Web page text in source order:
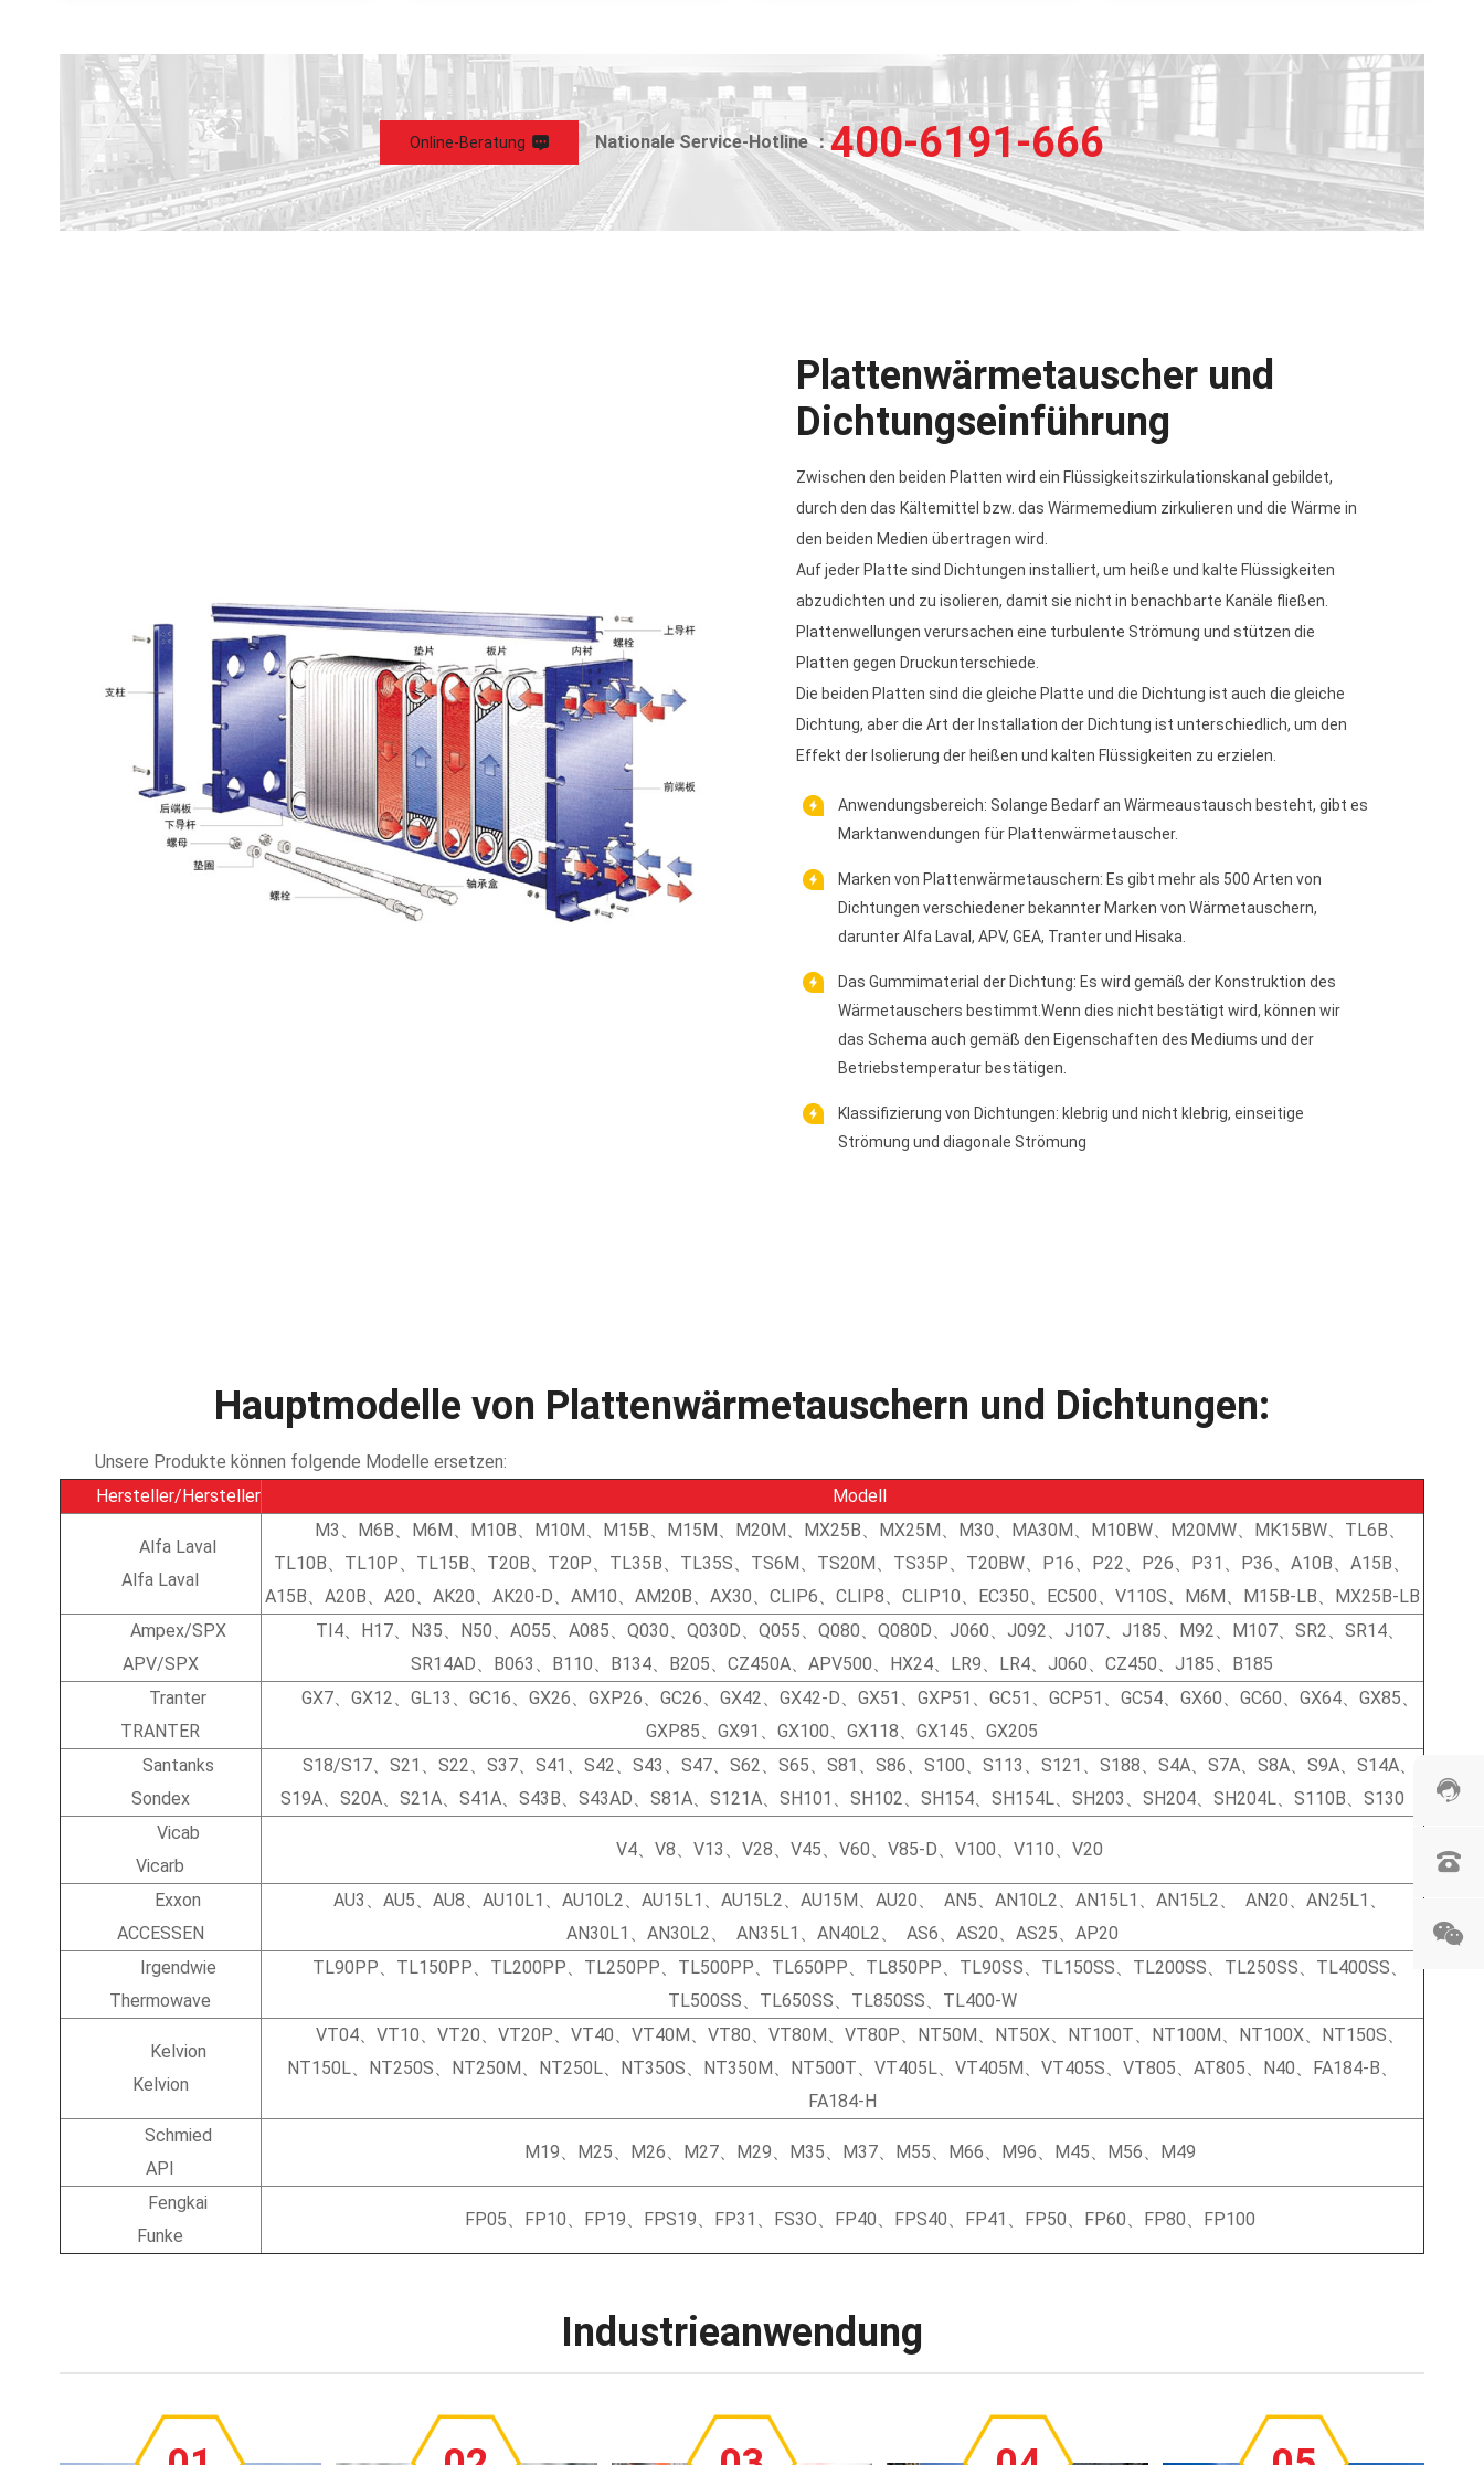
Online-Beratung Nationale Service-Hotline ：400-6191-666
Plattenwärmetauscher und
Dichtungseinführung
Zwischen den beiden Platten wird ein Flüssigkeitszirkulationskanal gebildet,
durch den das Kältemittel bzw. das Wärmemedium zirkulieren und die Wärme in
den beiden Medien übertragen wird.
Auf jeder Platte sind Dichtungen installiert, um heiße und kalte Flüssigkeiten
abzudichten und zu isolieren, damit sie nicht in benachbarte Kanäle fließen.
Plattenwellungen verursachen eine turbulente Strömung und stützen die
Platten gegen Druckunterschiede.
Die beiden Platten sind die gleiche Platte und die Dichtung ist auch die gleiche
Dichtung, aber die Art der Installation der Dichtung ist unterschiedlich, um den
Effekt der Isolierung der heißen und kalten Flüssigkeiten zu erzielen.
Anwendungsbereich: Solange Bedarf an Wärmeaustausch besteht, gibt es
Marktanwendungen für Plattenwärmetauscher.
Marken von Plattenwärmetauschern: Es gibt mehr als 500 Arten von
Dichtungen verschiedener bekannter Marken von Wärmetauschern,
darunter Alfa Laval, APV, GEA, Tranter und Hisaka.
Das Gummimaterial der Dichtung: Es wird gemäß der Konstruktion des
Wärmetauschers bestimmt.Wenn dies nicht bestätigt wird, können wir
das Schema auch gemäß den Eigenschaften des Mediums und der
Betriebstemperatur bestätigen.
Klassifizierung von Dichtungen: klebrig und nicht klebrig, einseitige
Strömung und diagonale Strömung
Hauptmodelle von Plattenwärmetauschern und Dichtungen:
Unsere Produkte können folgende Modelle ersetzen:
Hersteller/Hersteller
Modell
Alfa Laval
Alfa Laval
M3、M6B、M6M、M10B、M10M、M15B、M15M、M20M、MX25B、MX25M、M30、MA30M、M10BW、M20MW、MK15BW、TL6B、
TL10B、TL10P、TL15B、T20B、T20P、TL35B、TL35S、TS6M、TS20M、TS35P、T20BW、P16、P22、P26、P31、P36、A10B、A15B、
A15B、A20B、A20、AK20、AK20-D、AM10、AM20B、AX30、CLIP6、CLIP8、CLIP10、EC350、EC500、V110S、M6M、M15B-LB、MX25B-LB
Ampex/SPX
APV/SPX
TI4、H17、N35、N50、A055、A085、Q030、Q030D、Q055、Q080、Q080D、J060、J092、J107、J185、M92、M107、SR2、SR14、
SR14AD、B063、B110、B134、B205、CZ450A、APV500、HX24、LR9、LR4、J060、CZ450、J185、B185
Tranter
TRANTER
GX7、GX12、GL13、GC16、GX26、GXP26、GC26、GX42、GX42-D、GX51、GXP51、GC51、GCP51、GC54、GX60、GC60、GX64、GX85、
GXP85、GX91、GX100、GX118、GX145、GX205
Santanks
Sondex
S18/S17、S21、S22、S37、S41、S42、S43、S47、S62、S65、S81、S86、S100、S113、S121、S188、S4A、S7A、S8A、S9A、S14A、
S19A、S20A、S21A、S41A、S43B、S43AD、S81A、S121A、SH101、SH102、SH154、SH154L、SH203、SH204、SH204L、S110B、S130
Vicab
Vicarb
V4、V8、V13、V28、V45、V60、V85-D、V100、V110、V20
Exxon
ACCESSEN
AU3、AU5、AU8、AU10L1、AU10L2、AU15L1、AU15L2、AU15M、AU20、 AN5、AN10L2、AN15L1、AN15L2、 AN20、AN25L1、
AN30L1、AN30L2、 AN35L1、AN40L2、 AS6、AS20、AS25、AP20
Irgendwie
Thermowave
TL90PP、TL150PP、TL200PP、TL250PP、TL500PP、TL650PP、TL850PP、TL90SS、TL150SS、TL200SS、TL250SS、TL400SS、
TL500SS、TL650SS、TL850SS、TL400-W
Kelvion
Kelvion
VT04、VT10、VT20、VT20P、VT40、VT40M、VT80、VT80M、VT80P、NT50M、NT50X、NT100T、NT100M、NT100X、NT150S、
NT150L、NT250S、NT250M、NT250L、NT350S、NT350M、NT500T、VT405L、VT405M、VT405S、VT805、AT805、N40、FA184-B、
FA184-H
Schmied
API
M19、M25、M26、M27、M29、M35、M37、M55、M66、M96、M45、M56、M49
Fengkai
Funke
FP05、FP10、FP19、FPS19、FP31、FS3O、FP40、FPS40、FP41、FP50、FP60、FP80、FP100
Industrieanwendung